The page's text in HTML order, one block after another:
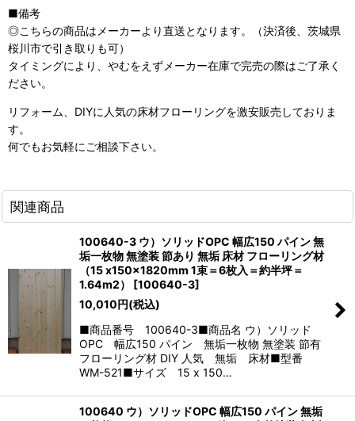
■備考
◎こちらの商品はメーカーより直送となります。（決済後、茨城県
桜川市で引き取りも可）
タイミングにより、やむをえずメーカー在庫で完売の際はご了承く
ださい。
リフォーム、DIYに人気の床材フローリングを激安販売しておりま
す。
何でもお気軽にご相談下さい。
関連商品
100640-3 ウ）ソリッドOPC 幅広150 パイン 無
垢一枚物 無塗装 節あり 無垢 床材 フローリング材
（15 x150x1820mm 1束＝6枚入＝約半坪＝
1.64m2）
[100640-3]
10,010円(税込)
■商品番号 100640-3■商品名 ウ）ソリッド
OPC 幅広150 パイン 無垢一枚物 無塗装 節有
フローリング材 DIY 人気 無垢 床材■型番
WM-521■サイズ 15 x 150…
100640 ウ）ソリッドOPC 幅広150 パイン 無垢